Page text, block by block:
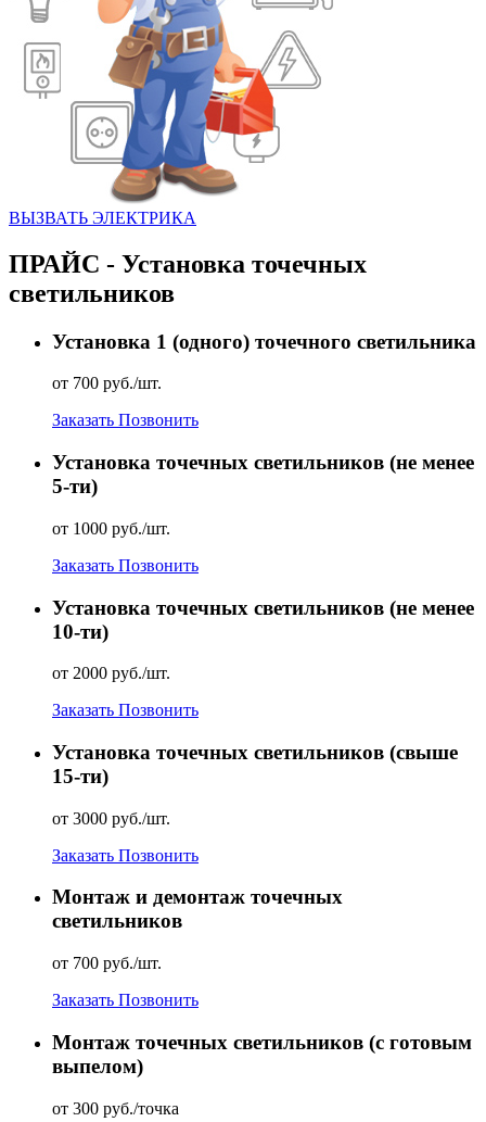
ВЫЗВАТЬ ЭЛЕКТРИКА
ПРАЙС - Установка точечных
светильников
Установка 1 (одного) точечного светильника
от 700 руб./шт.
Заказать Позвонить
Установка точечных светильников (не менее
5-ти)
от 1000 руб./шт.
Заказать Позвонить
Установка точечных светильников (не менее
10-ти)
от 2000 руб./шт.
Заказать Позвонить
Установка точечных светильников (свыше
15-ти)
от 3000 руб./шт.
Заказать Позвонить
Монтаж и демонтаж точечных
светильников
от 700 руб./шт.
Заказать Позвонить
Монтаж точечных светильников (с готовым
выпелом)
от 300 руб./точка